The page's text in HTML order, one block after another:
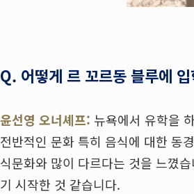
Q. 어떻게 르 꼬르동 블루에
윤선영 오너셰프: 뉴욕에서 유학을
전반적인 문화 특히 음식에 대한 동
식문화와 많이 다르다는 것을 느꼈
기 시작한 것 같습니다.